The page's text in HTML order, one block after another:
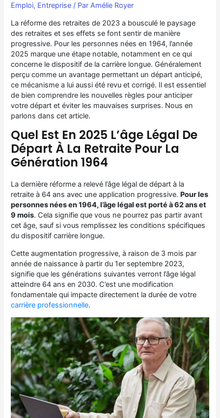
Emploi, Entreprise / ParAmélie Royer
La réforme des retraites de 2023 a bousculé le paysage
des retraites et ses effets se font sentir de manière
progressive. Pour les personnes nées en 1964, l’année
2025 marque une étape notable, notamment en ce qui
concerne le dispositif de la carrière longue. Généralement
perçu comme un avantage permettant un départ anticipé,
ce mécanisme a lui aussi été revu et corrigé. Il est essentiel
de bien comprendre les nouvelles règles pour anticiper
votre départ et éviter les mauvaises surprises. Nous en
parlons dans cet article.
Quel Est En 2025 L’âge Légal De
Départ À La Retraite Pour La
Génération 1964
La dernière réforme a relevé l’âge légal de départ à la
retraite à 64 ans avec une application progressive. Pour les
personnes nées en 1964, l’âge légal est porté à 62 ans et
9 mois. Cela signifie que vous ne pourrez pas partir avant
cet âge, sauf si vous remplissez les conditions spécifiques
du dispositif carrière longue.
Cette augmentation progressive, à raison de 3 mois par
année de naissance à partir du 1er septembre 2023,
signifie que les générations suivantes verront l’âge légal
atteindre 64 ans en 2030. C’est une modification
fondamentale qui impacte directement la durée de votre
carrière professionnelle.